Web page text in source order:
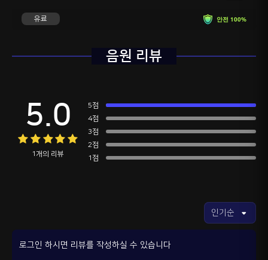
안전 100%
유료
음원 리뷰
5.0
1개의 리뷰
5점
4점
3점
2점
1점
로그인 하시면 리뷰를 작성하실 수 있습니다